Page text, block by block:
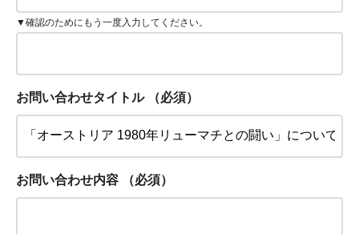
▼確認のためにもう一度入力してください。
お問い合わせタイトル （必須）
お問い合わせ内容 （必須）